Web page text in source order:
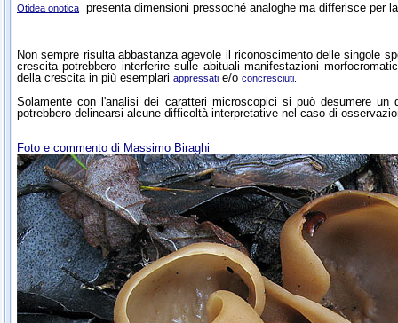
Otidea onotica presenta dimensioni pressoché analoghe ma differisce per
Non sempre risulta abbastanza agevole il riconoscimento delle singole
crescita potrebbero interferire sulle abituali manifestazioni
della crescita in più esemplari appressati e/o concresciuti.
Solamente con l'analisi dei caratteri microscopici si può desumere
potrebbero delinearsi alcune difficoltà interpretative nel caso di
Foto e commento di Massimo Biraghi